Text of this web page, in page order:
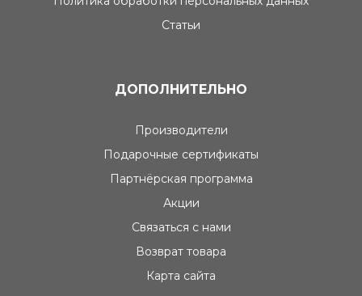
Статьи
ДОПОЛНИТЕЛЬНО
Производители
Подарочные сертификаты
Партнёрская программа
Акции
Связаться с нами
Возврат товара
Карта сайта